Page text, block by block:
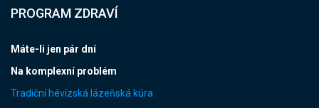
PROGRAM ZDRAVÍ
Máte-li jen pár dní
Na komplexní problém
Tradiční hévízská lázeňská kúra